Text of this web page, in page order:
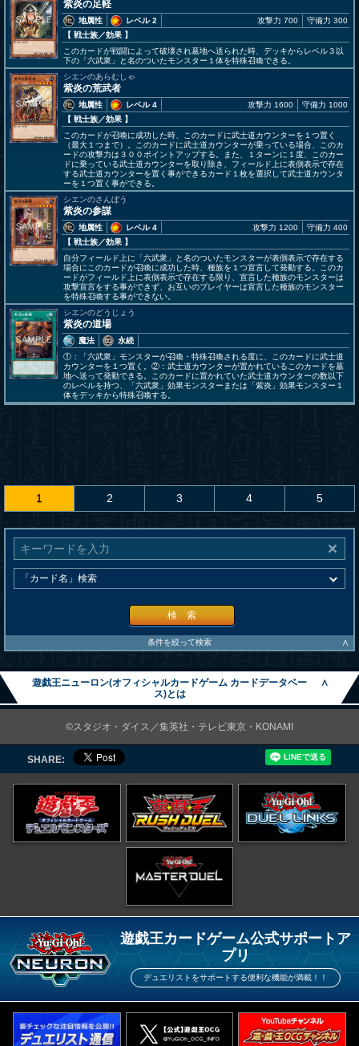
紫炎の足軽
地属性
レベル 2
【 戦士族／効果 】
攻撃力 700 守備力 300
このカードが戦闘によって破壊され墓地へ送られた時、デッキからレベル３以
下の「六武衆」と名のついたモンスター１体を特殊召喚できる。
シエンのあらむしゃ
紫炎の荒武者
地属性
レベル 4
【 戦士族／効果 】
攻撃力 1600 守備力 1000
このカードが召喚に成功した時、このカードに武士道カウンターを１つ置く
（最大１つまで）。このカードに武士道カウンターが乗っている場合、このカ
ードの攻撃力は３００ポイントアップする。また、１ターンに１度、このカー
ドに乗っている武士道カウンターを取り除き、フィールド上に表側表示で存在
する武士道カウンターを置く事ができるカード１枚を選択して武士道カウンタ
ーを１つ置く事ができる。
シエンのさんぼう
紫炎の参謀
地属性
レベル 4
【 戦士族／効果 】
攻撃力 1200 守備力 400
自分フィールド上に「六武衆」と名のついたモンスターが表側表示で存在する
場合にこのカードが召喚に成功した時、種族を１つ宣言して発動する。このカ
ードがフィールド上に表側表示で存在する限り、宣言した種族のモンスターは
攻撃宣言をする事ができず、お互いのプレイヤーは宣言した種族のモンスター
を特殊召喚する事ができない。
シエンのどうじょう
紫炎の道場
魔法
永続
①：「六武衆」モンスターが召喚・特殊召喚される度に、このカードに武士道
カウンターを１つ置く。②：武士道カウンターが置かれているこのカードを墓
地へ送って発動できる。このカードに置かれていた武士道カウンターの数以下
のレベルを持つ、「六武衆」効果モンスターまたは「紫炎」効果モンスター１
体をデッキから特殊召喚する。
1 2 3 4 5
検 索
条件を絞って検索 ∧
遊戯王ニューロン(オフィシャルカードゲーム カードデータベー
ス)とは
∧
©スタジオ・ダイス／集英社・テレビ東京・KONAMI
SHARE:
遊戯王カードゲーム公式サポートア
プリ
デュエリストをサポートする便利な機能が満載！！